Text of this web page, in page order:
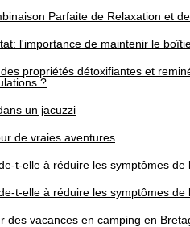
Parfaite de Relaxation et
l'importance de maintenir le
propriétés détoxifiantes et
?
un jacuzzi
de vraies aventures
t-elle à réduire les symptômes de
t-elle à réduire les symptômes de
des vacances en camping en